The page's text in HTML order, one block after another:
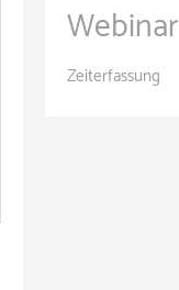
Webinar
Zeiterfassung